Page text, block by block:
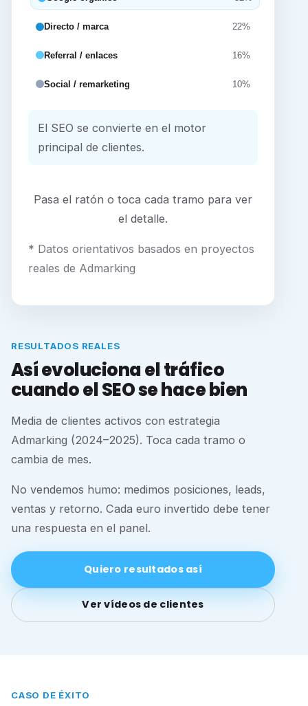
Directo / marca 22%
Referral / enlaces 16%
Social / remarketing 10%
El SEO se convierte en el motor
principal de clientes.
Pasa el ratón o toca cada tramo para ver
el detalle.
* Datos orientativos basados en proyectos
reales de Admarking
RESULTADOS REALES
Así evoluciona el tráfico
cuando el SEO se hace bien
Media de clientes activos con estrategia
Admarking (2024–2025). Toca cada tramo o
cambia de mes.
No vendemos humo: medimos posiciones, leads,
ventas y retorno. Cada euro invertido debe tener
una respuesta en el panel.
Quiero resultados así
Ver vídeos de clientes
CASO DE ÉXITO